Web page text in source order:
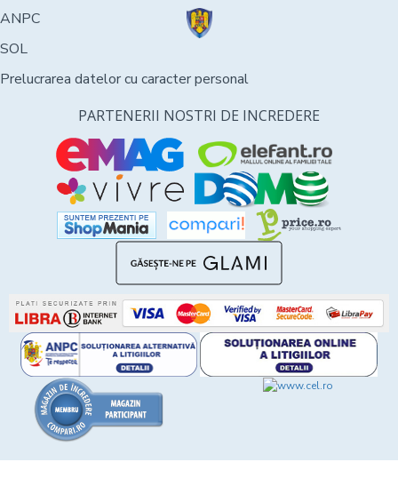
ANPC
SOL
Prelucrarea datelor cu caracter personal
PARTENERII NOSTRI DE INCREDERE